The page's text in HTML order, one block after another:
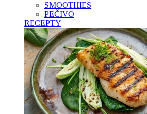
SMOOTHIES
PEČIVO
RECEPTY